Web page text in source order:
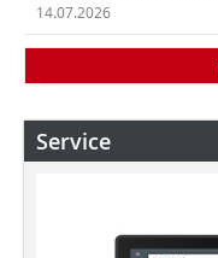
14.07.2026
Service